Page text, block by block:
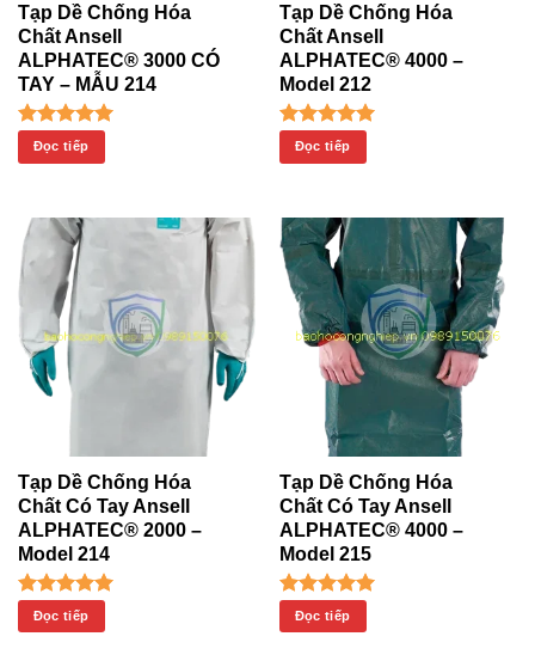
Tạp Dề Chống Hóa
Chất Ansell
ALPHATEC® 3000 CÓ
TAY – MẪU 214
Được xếp
hạng5.00
Đọc tiếp
Tạp Dề Chống Hóa
Chất Ansell
ALPHATEC® 4000 –
Model 212
Được xếp
hạng5.00
Đọc tiếp
Tạp Dề Chống Hóa
Chất Có Tay Ansell
ALPHATEC® 2000 –
Model 214
Được xếp
hạng5.00
Đọc tiếp
Tạp Dề Chống Hóa
Chất Có Tay Ansell
ALPHATEC® 4000 –
Model 215
Được xếp
hạng5.00
Đọc tiếp